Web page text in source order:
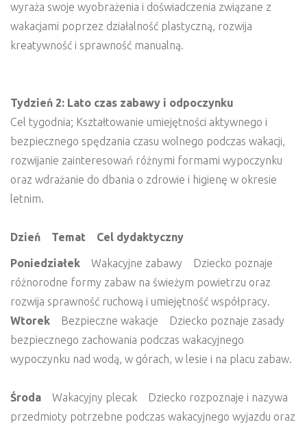
wyraża swoje wyobrażenia i doświadczenia związane z
wakacjami poprzez działalność plastyczną, rozwija
kreatywność i sprawność manualną.
Tydzień 2: Lato czas zabawy i odpoczynku
Cel tygodnia; Kształtowanie umiejętności aktywnego i
bezpiecznego spędzania czasu wolnego podczas wakacji,
rozwijanie zainteresowań różnymi formami wypoczynku
oraz wdrażanie do dbania o zdrowie i higienę w okresie
letnim.
Dzień Temat Cel dydaktyczny
Poniedziałek
Wakacyjne zabawy Dziecko poznaje
różnorodne formy zabaw na świeżym powietrzu oraz
rozwija sprawność ruchową i umiejętność współpracy.
Wtorek Bezpieczne wakacje Dziecko poznaje zasady
bezpiecznego zachowania podczas wakacyjnego
wypoczynku nad wodą, w górach, w lesie i na placu zabaw.
Środa
Wakacyjny plecak Dziecko rozpoznaje i nazywa
przedmioty potrzebne podczas wakacyjnego wyjazdu oraz